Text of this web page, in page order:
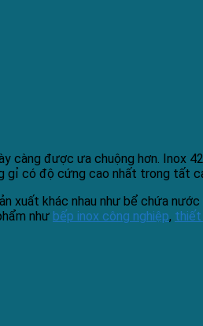
càng được ưa chuộng hơn. Inox
gỉ có độ cứng cao nhất trong tất
xuất khác nhau như bể chứa
như bếp inox công nghiệp, thiết